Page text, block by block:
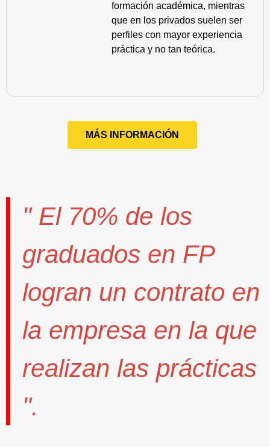
formación académica, mientras
que en los privados suelen ser
perfiles con mayor experiencia
práctica y no tan teórica.
MÁS INFORMACIÓN
" El 70% de los
graduados en FP
logran un contrato en
la empresa en la que
realizan las prácticas
".